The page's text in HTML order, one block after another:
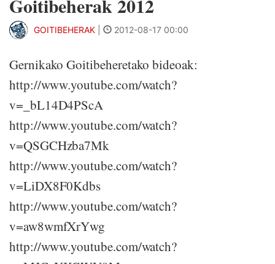
Goitibeherak 2012
GOITIBEHERAK 2012-08-17 00:00
Gernikako Goitibeheretako bideoak:
http://www.youtube.com/watch?
v=_bL14D4PScA
http://www.youtube.com/watch?
v=QSGCHzba7Mk
http://www.youtube.com/watch?
v=LiDX8F0Kdbs
http://www.youtube.com/watch?
v=aw8wmfXrYwg
http://www.youtube.com/watch?